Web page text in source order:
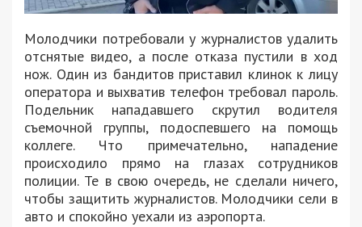
Молодчики потребовали у журналистов удалить
отснятые видео, а после отказа пустили в ход
нож. Один из бандитов приставил клинок к лицу
оператора и выхватив телефон требовал пароль.
Подельник нападавшего скрутил водителя
съемочной группы, подоспевшего на помощь
коллеге. Что примечательно, нападение
происходило прямо на глазах сотрудников
полиции. Те в свою очередь, не сделали ничего,
чтобы защитить журналистов. Молодчики сели в
авто и спокойно уехали из аэропорта.